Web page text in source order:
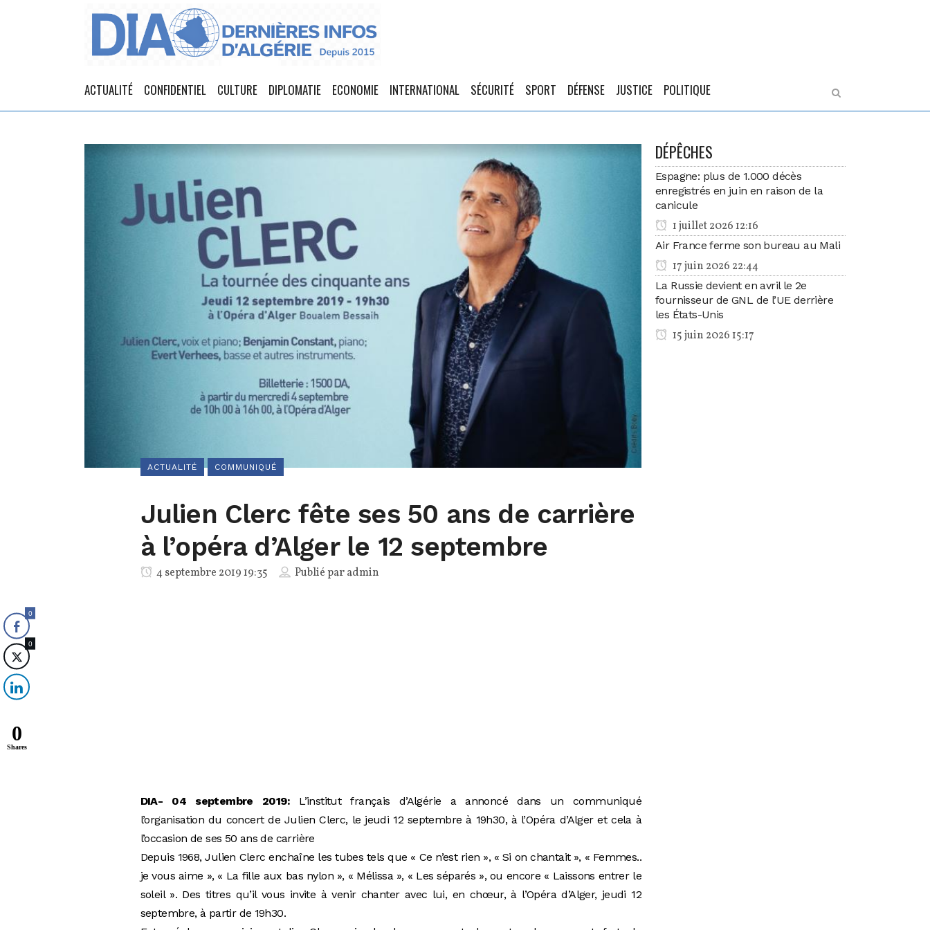
ACTUALITÉ CONFIDENTIEL CULTURE DIPLOMATIE ECONOMIE INTERNATIONAL SÉCURITÉ SPORT DÉFENSE JUSTICE POLITIQUE
ACTUALITÉ COMMUNIQUÉ
Julien Clerc fête ses 50 ans de carrière
à l’opéra d’Alger le 12 septembre
4 septembre 2019 19:35 Publié paradmin
DIA- 04 septembre 2019: L’institut français d’Algérie a annoncé dans un communiqué
l’organisation du concert de Julien Clerc, le jeudi 12 septembre à 19h30, à l’Opéra d’Alger et cela à
l’occasion de ses 50 ans de carrière
Depuis 1968, Julien Clerc enchaîne les tubes tels que « Ce n’est rien », « Si on chantait », « Femmes..
je vous aime », « La fille aux bas nylon », « Mélissa », « Les séparés », ou encore « Laissons entrer le
soleil ». Des titres qu’il vous invite à venir chanter avec lui, en chœur, à l’Opéra d’Alger, jeudi 12
septembre, à partir de 19h30.
DÉPÊCHES
Espagne: plus de 1.000 décès
enregistrés en juin en raison de la
canicule
1 juillet 2026 12:16
Air France ferme son bureau au Mali
17 juin 2026 22:44
La Russie devient en avril le 2e
fournisseur de GNL de l’UE derrière
les États-Unis
15 juin 2026 15:17
0
0
0
Shares